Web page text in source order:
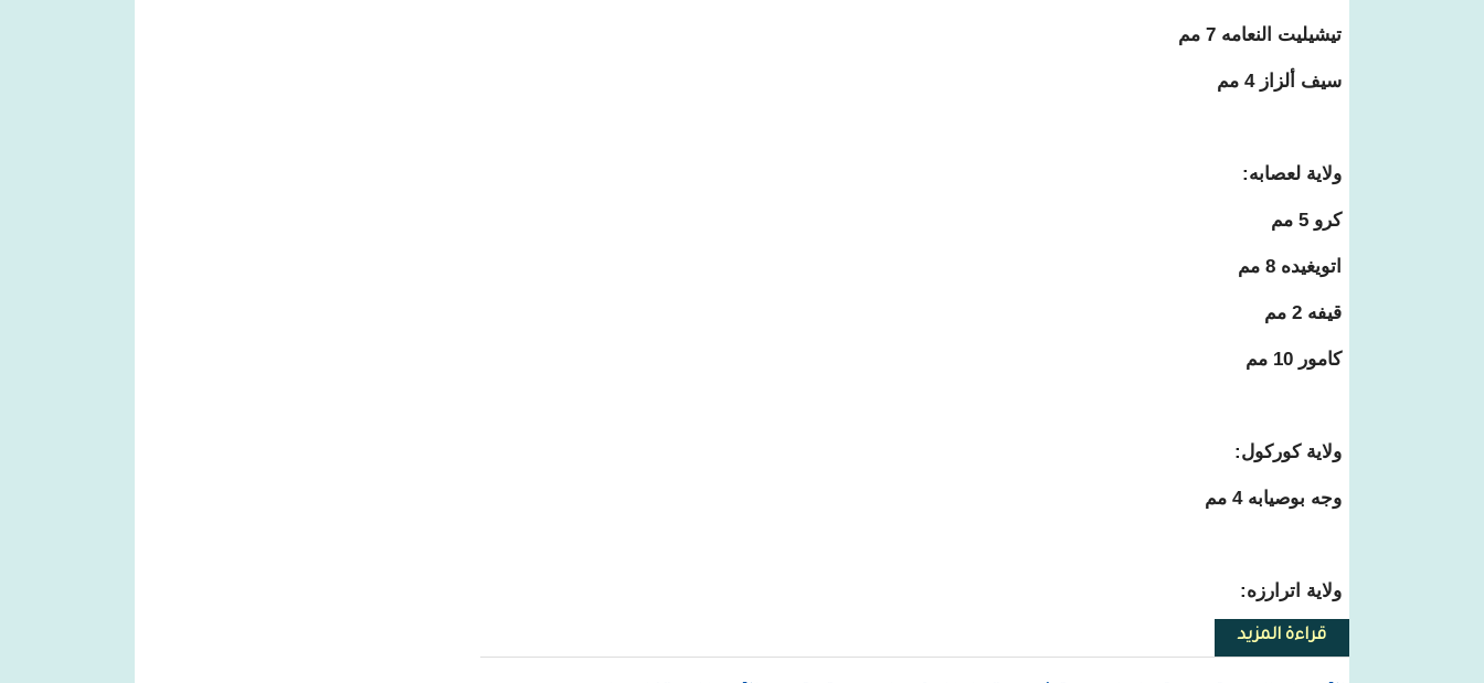
تيشيليت النعامه 7 مم
سيف ألزاز 4 مم
ولاية لعصابه:
كرو 5 مم
اتويغيده 8 مم
قيفه 2 مم
كامور 10 مم
ولاية كوركول:
وجه بوصيابه 4 مم
ولاية اترارزه:
قراءة المزيدحول أمطار جديدة على بعض الولايات - مقاييس